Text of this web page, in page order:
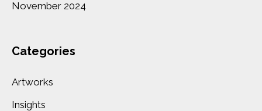
November 2024
Categories
Artworks
Insights